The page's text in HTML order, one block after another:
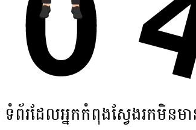
ទំព័រដែលអ្នកកំពុងស្វែងរកមិនម